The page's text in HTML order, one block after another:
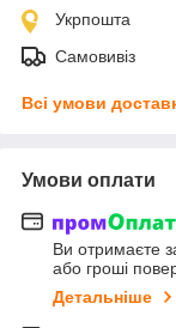
Укрпошта
Самовивіз
Всі умови
Умови оплати
Ви отримаєте
або гроші
Детальніше